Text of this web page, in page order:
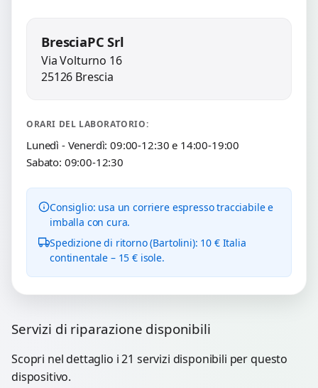
BresciaPC Srl
Via Volturno 16
25126 Brescia
ORARI DEL LABORATORIO:
Lunedì - Venerdì: 09:00-12:30 e 14:00-19:00
Sabato: 09:00-12:30
Consiglio: usa un corriere espresso tracciabile e
imballa con cura.
Spedizione di ritorno (Bartolini): 10 € Italia
continentale – 15 € isole.
Servizi di riparazione disponibili
Scopri nel dettaglio i 21 servizi disponibili per questo
dispositivo.